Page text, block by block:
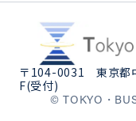
〒104-0031 東京
F(受付)
© TOKYO・